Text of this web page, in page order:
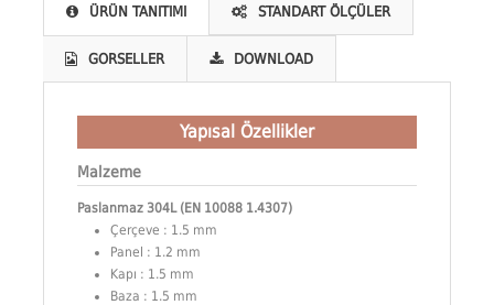
ÜRÜN TANITIMI STANDART ÖLÇÜLER
GORSELLER DOWNLOAD
Yapısal Özellikler
Malzeme
Paslanmaz 304L (EN 10088 1.4307)
Çerçeve : 1.5 mm
Panel : 1.2 mm
Kapı : 1.5 mm
Baza : 1.5 mm